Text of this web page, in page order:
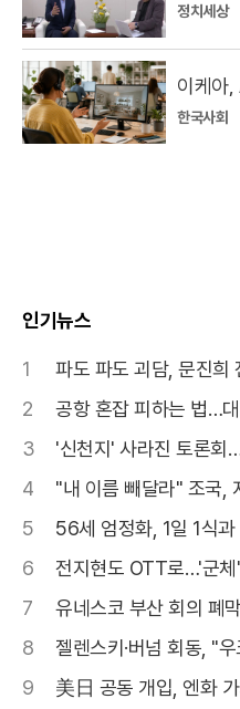
정치세상
이케아,
한국사회
인기뉴스
1
파도 파도 괴담, 문진희
2
공항 혼잡 피하는 법…
3
'신천지' 사라진 토론회
4
"내 이름 빼달라" 조국,
5
56세 엄정화, 1일 1식
6
전지현도 OTT로…'군
7
유네스코 부산 회의 폐
8
젤렌스키·버넘 회동, "
9
美日 공동 개입, 엔화